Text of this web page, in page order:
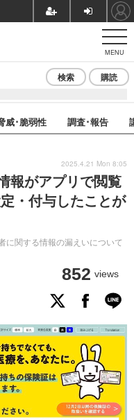
MENU
検索 購読
威･脆弱性 調査･報告
報がアプリで閲覧
・付与したことが
に関する情報の漏えいについて
852 views
2025.4.21 Mon 8:05